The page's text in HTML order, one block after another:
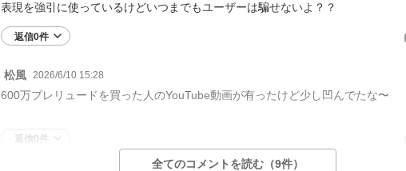
表現を強引に使っているけどいつまでもユーザーは騙せないよ？？
返信0件
松風 2026/6/10 15:28
600万プレリュードを買った人のYouTube動画が有ったけど少し凹んでたな〜
返信0件
全てのコメントを読む（9件）